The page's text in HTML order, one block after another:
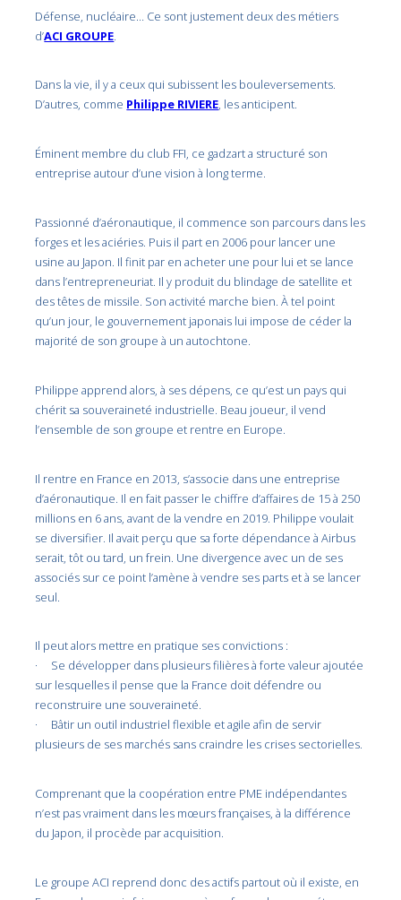
Défense, nucléaire… Ce sont justement deux des métiers
d’ACI GROUPE.
Dans la vie, il y a ceux qui subissent les bouleversements.
D’autres, comme Philippe RIVIERE, les anticipent.
Éminent membre du club FFI, ce gadzart a structuré son
entreprise autour d’une vision à long terme.
Passionné d’aéronautique, il commence son parcours dans les
forges et les aciéries. Puis il part en 2006 pour lancer une
usine au Japon. Il finit par en acheter une pour lui et se lance
dans l’entrepreneuriat. Il y produit du blindage de satellite et
des têtes de missile. Son activité marche bien. À tel point
qu’un jour, le gouvernement japonais lui impose de céder la
majorité de son groupe à un autochtone.
Philippe apprend alors, à ses dépens, ce qu’est un pays qui
chérit sa souveraineté industrielle. Beau joueur, il vend
l’ensemble de son groupe et rentre en Europe.
Il rentre en France en 2013, s’associe dans une entreprise
d’aéronautique. Il en fait passer le chiffre d’affaires de 15 à 250
millions en 6 ans, avant de la vendre en 2019. Philippe voulait
se diversifier. Il avait perçu que sa forte dépendance à Airbus
serait, tôt ou tard, un frein. Une divergence avec un de ses
associés sur ce point l’amène à vendre ses parts et à se lancer
seul.
Il peut alors mettre en pratique ses convictions :
· Se développer dans plusieurs filières à forte valeur ajoutée
sur lesquelles il pense que la France doit défendre ou
reconstruire une souveraineté.
· Bâtir un outil industriel flexible et agile afin de servir
plusieurs de ses marchés sans craindre les crises sectorielles.
Comprenant que la coopération entre PME indépendantes
n’est pas vraiment dans les mœurs françaises, à la différence
du Japon, il procède par acquisition.
Le groupe ACI reprend donc des actifs partout où il existe, en